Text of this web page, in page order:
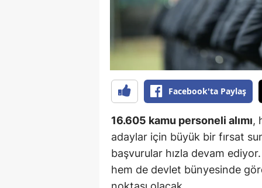
Facebook'ta Paylaş
16.605 kamu personeli alımı,
adaylar için büyük bir fırsat
başvurular hızla devam
hem de devlet bünyesinde